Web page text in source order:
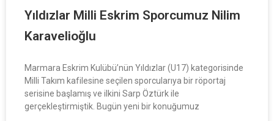
Yıldızlar Milli Eskrim Sporcumuz Nilim
Karavelioğlu
Marmara Eskrim Kulübü’nün Yıldızlar (U17) kategorisinde
Milli Takım kafilesine seçilen sporcularıya bir röportaj
serisine başlamış ve ilkini Sarp Öztürk ile
gerçekleştirmiştik. Bugün yeni bir konuğumuz